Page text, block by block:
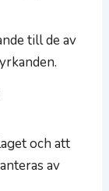
till de av
och att
av